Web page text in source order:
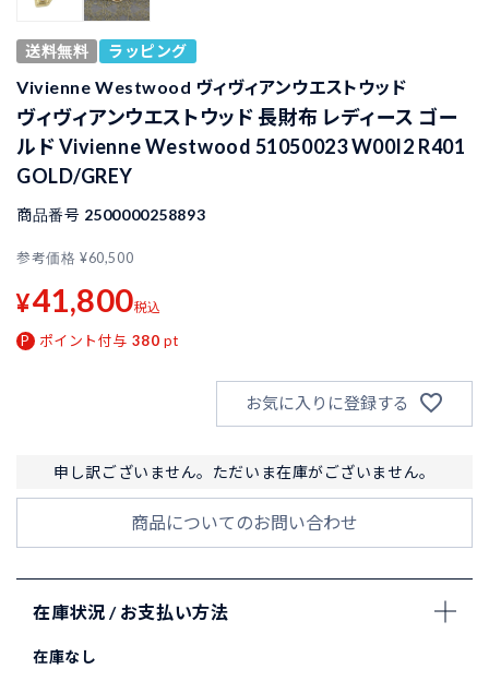
送料無料 ラッピング
Vivienne Westwood ヴィヴィアンウエストウッド
ヴィヴィアンウエストウッド 長財布 レディース ゴー
ルド Vivienne Westwood 51050023 W00I2 R401
GOLD/GREY
商品番号 2500000258893
参考価格 ¥60,500
¥41,800税込
ポイント付与 380 pt
お気に入りに登録する
申し訳ございません。ただいま在庫がございません。
商品についてのお問い合わせ
在庫状況 / お支払い方法
在庫なし